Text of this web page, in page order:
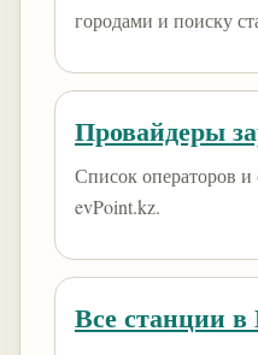
городами и поиску
Провайдеры
Список операторов и
evPoint.kz.
Все станции